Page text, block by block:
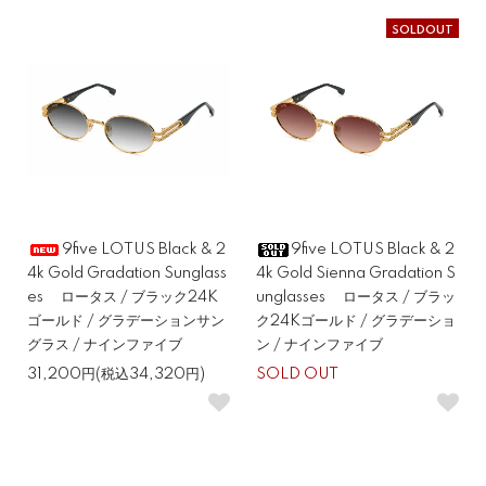
9five LOTUS Black & 2
4k Gold Gradation Sunglass
es ロータス / ブラック24K
ゴールド / グラデーションサン
グラス / ナインファイブ
31,200円(税込34,320円)
SOLDOUT
9five LOTUS Black & 2
4k Gold Sienna Gradation S
unglasses ロータス / ブラッ
ク24Kゴールド / グラデーショ
ン / ナインファイブ
SOLD OUT